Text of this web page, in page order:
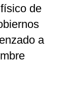
de
a